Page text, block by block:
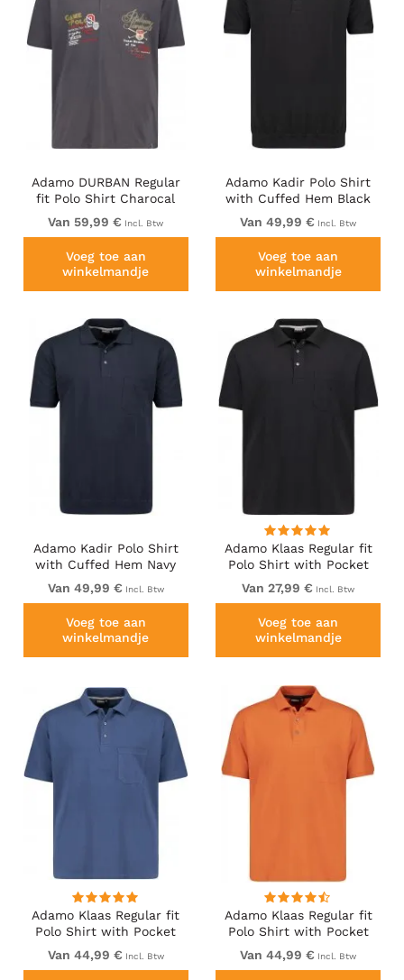
Adamo DURBAN Regular
fit Polo Shirt Charocal
Van 59,99 € Incl. Btw
Voeg toe aan
winkelmandje
Adamo Kadir Polo Shirt
with Cuffed Hem Black
Van 49,99 € Incl. Btw
Voeg toe aan
winkelmandje
Adamo Kadir Polo Shirt
with Cuffed Hem Navy
Van 49,99 € Incl. Btw
Voeg toe aan
winkelmandje
Adamo Klaas Regular fit
Polo Shirt with Pocket
Black
Van 27,99 € Incl. Btw
Voeg toe aan
winkelmandje
Adamo Klaas Regular fit
Polo Shirt with Pocket
Denim Blue
Van 44,99 € Incl. Btw
Adamo Klaas Regular fit
Polo Shirt with Pocket
Orange
Van 44,99 € Incl. Btw